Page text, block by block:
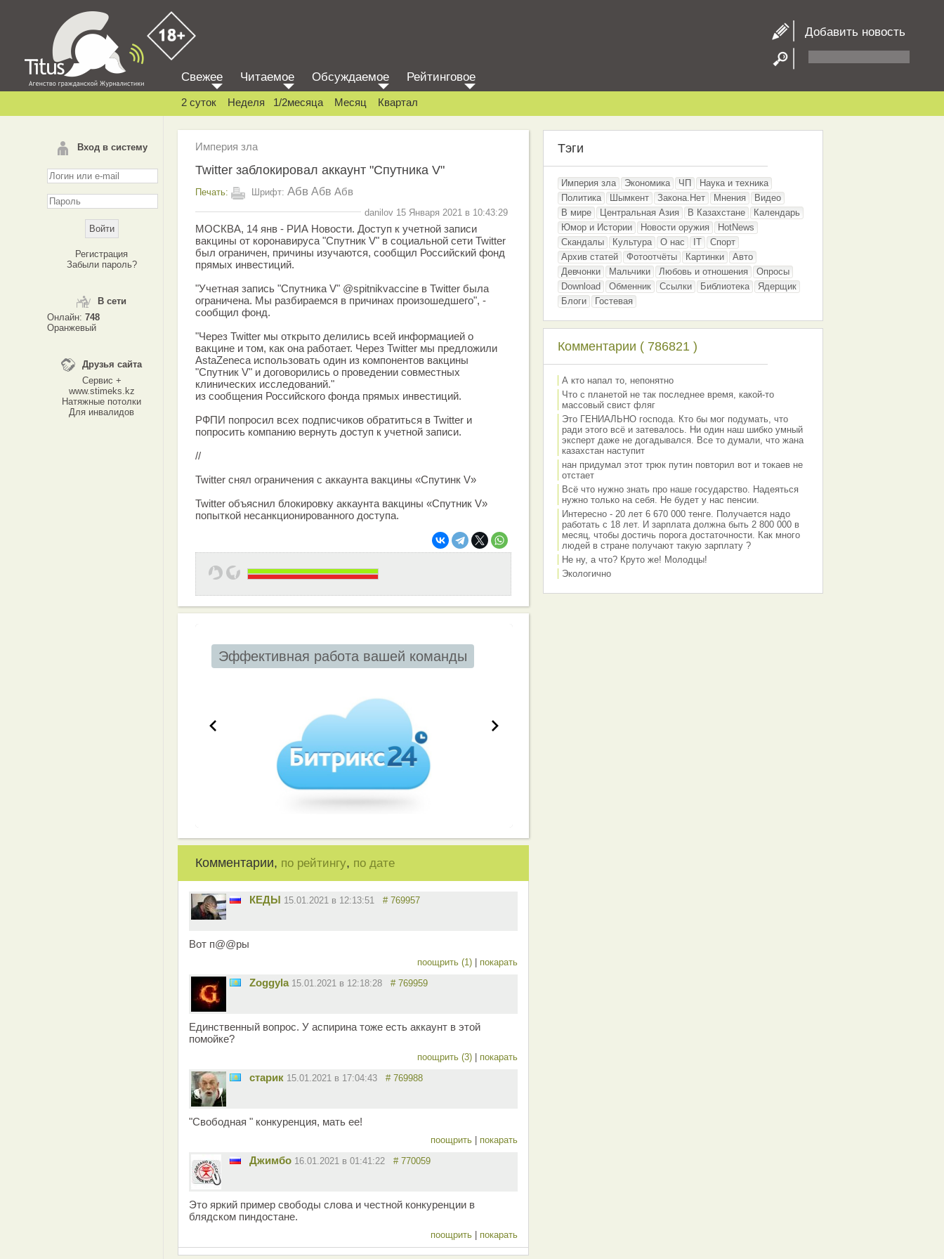
Добавить новость
Вход в систему
Регистрация
Забыли пароль?
В сети
Онлайн: 748
Оранжевый
Друзья сайта
Сервис +
www.stimeks.kz
Натяжные потолки
Для инвалидов
Свежее Читаемое Обсуждаемое Рейтинговое
2 суток Неделя 1/2месяца Месяц Квартал
Империя зла
Twitter заблокировал аккаунт "Спутника V"
Печать: Шрифт: Абв Абв Абв
danilov 15 Января 2021 в 10:43:29
МОСКВА, 14 янв - РИА Новости. Доступ к учетной записи
вакцины от коронавируса "Спутник V" в социальной сети Twitter
был ограничен, причины изучаются, сообщил Российский фонд
прямых инвестиций.
"Учетная запись "Спутника V" @spitnikvaccine в Twitter была
ограничена. Мы разбираемся в причинах произошедшего", -
сообщил фонд.
"Через Twitter мы открыто делились всей информацией о
вакцине и том, как она работает. Через Twitter мы предложили
AstaZeneca использовать один из компонентов вакцины
"Спутник V" и договорились о проведении совместных
клинических исследований."
из сообщения Российского фонда прямых инвестиций.
РФПИ попросил всех подписчиков обратиться в Twitter и
попросить компанию вернуть доступ к учетной записи.
//
Twitter снял ограничения с аккаунта вакцины «Спутинк V»
Twitter объяснил блокировку аккаунта вакцины «Cпутник V»
попыткой несанкционированного доступа.
Эффективная работа вашей команды
Комментарии, по рейтингу, по дате
КЕДЫ 15.01.2021 в 12:13:51 # 769957
Вот п@@ры
поощрить (1) покарать
Zoggyla 15.01.2021 в 12:18:28 # 769959
Единственный вопрос. У аспирина тоже есть аккаунт в этой
помойке?
поощрить (3) покарать
старик 15.01.2021 в 17:04:43 # 769988
"Свободная " конкуренция, мать ее!
поощрить покарать
Джимбо 16.01.2021 в 01:41:22 # 770059
Это яркий пример свободы слова и честной конкуренции в
блядском пиндостане.
поощрить покарать
Тэги
Империя зла Экономика ЧП
Наука и техника
Политика
Шымкент Закона.Нет Мнения
Видео
В мире
Центральная Азия В Казахстане
Календарь
Юмор и Истории
Новости оружия
HotNews
Скандалы
Культура О нас IT
Спорт
Архив статей
Фотоотчёты Картинки
Авто
Девчонки
Мальчики Любовь и отношения
Опросы
Download
Обменник Ссылки Библиотека
Ядерщик
Блоги
Гостевая
Комментарии ( 786821 )
А кто напал то, непонятно
Что с планетой не так последнее время, какой-то
массовый свист фляг
Это ГЕНИАЛЬНО господа. Кто бы мог подумать, что
ради этого всё и затевалось. Ни один наш шибко умный
эксперт даже не догадывался. Все то думали, что жана
казахстан наступит
нан придумал этот трюк путин повторил вот и токаев не
отстает
Всё что нужно знать про наше государство. Надеяться
нужно только на себя. Не будет у нас пенсии.
Интересно - 20 лет 6 670 000 тенге. Получается надо
работать с 18 лет. И зарплата должна быть 2 800 000 в
месяц, чтобы достичь порога достаточности. Как много
людей в стране получают такую зарплату ?
Не ну, а что? Круто же! Молодцы!
Экологично